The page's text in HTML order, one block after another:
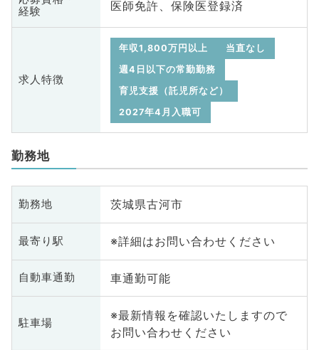
経験
医師免許、保険医登録済
求人特徴
年収1,800万円以上
当直なし
週4日以下の常勤勤務
育児支援（託児所など）
2027年4月入職可
勤務地
勤務地 茨城県古河市
最寄り駅 ※詳細はお問い合わせください
自動車通勤 車通勤可能
駐車場
※最新情報を確認いたしますので
お問い合わせください